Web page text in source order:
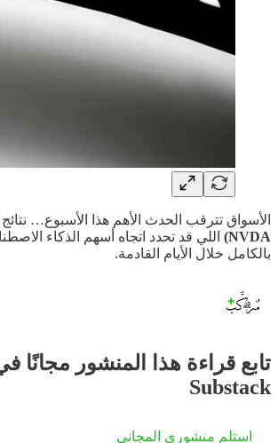
الأسواق تترقب الحدث الأهم هذا الأسبوع… نتائج
NVDA)
اللي قد تحدد اتجاه أسهم الذكاء
بالكامل خلال الأيام القادمة.
Substack
استلم منشوري المجاني